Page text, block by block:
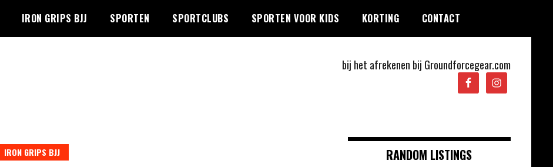
IRON GRIPS BJJ SPORTEN SPORTCLUBS SPORTEN VOOR KIDS KORTING CONTACT
bij het afrekenen bij Groundforcegear.com
IRON GRIPS BJJ RANDOM LISTINGS